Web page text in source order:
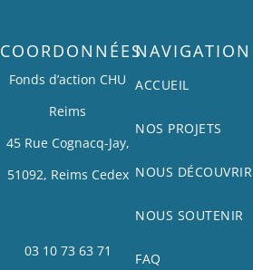
COORDONNÉES
Fonds d’action CHU
Reims
45 Rue Cognacq-Jay,
51092, Reims Cedex
03 10 73 63 71
NAVIGATION
ACCUEIL
NOS PROJETS
NOUS DÉCOUVRIR
NOUS SOUTENIR
FAQ